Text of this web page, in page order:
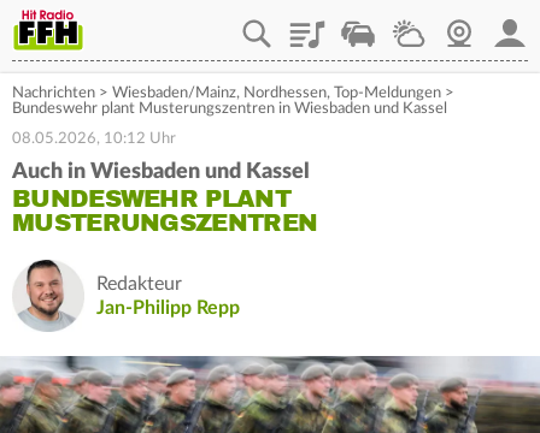
PlaylistStaupilotWetterWebcam
Nachrichten > Wiesbaden/Mainz, Nordhessen, Top-Meldungen >
Bundeswehr plant Musterungszentren in Wiesbaden und Kassel
08.05.2026, 10:12 Uhr
Auch in Wiesbaden und Kassel
BUNDESWEHR PLANT
MUSTERUNGSZENTREN
Redakteur
Jan-Philipp Repp